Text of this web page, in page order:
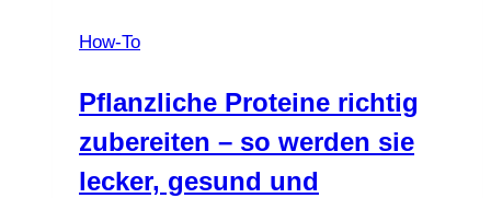
How-To
Pflanzliche Proteine richtig
zubereiten – so werden sie
lecker, gesund und